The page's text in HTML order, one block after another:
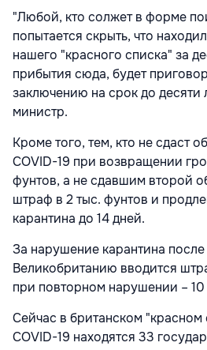
"Любой, кто солжет в форме
попытается скрыть, что
нашего "красного списка" за
прибытия сюда, будет
заключению на срок до десяти
министр.
Кроме того, тем, кто не сдаст
COVID-19 при возвращении
фунтов, а не сдавшим второй
штраф в 2 тыс. фунтов и
карантина до 14 дней.
За нарушение карантина
Великобританию вводится
при повторном нарушении – 10
Сейчас в британском "красном
COVID-19 находятся 33